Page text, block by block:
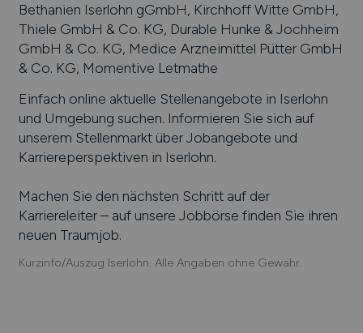
Bethanien Iserlohn gGmbH, Kirchhoff Witte GmbH,
Thiele GmbH & Co. KG, Durable Hunke & Jochheim
GmbH & Co. KG, Medice Arzneimittel Pütter GmbH
& Co. KG, Momentive Letmathe
Einfach online aktuelle Stellenangebote in Iserlohn
und Umgebung suchen. Informieren Sie sich auf
unserem Stellenmarkt über Jobangebote und
Karriereperspektiven in Iserlohn.
Machen Sie den nächsten Schritt auf der
Karriereleiter – auf unsere Jobbörse finden Sie ihren
neuen Traumjob.
Kurzinfo/Auszug Iserlohn. Alle Angaben ohne Gewähr.